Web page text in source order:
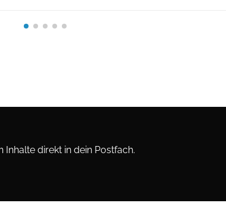
direkt in dein Postfach.